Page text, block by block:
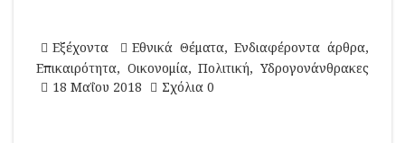
Εξέχοντα Εθνικά Θέματα,Ενδιαφέροντα άρθρα,
Επικαιρότητα, Οικονομία,Πολιτική,Υδρογονάνθρακες
18 Μαΐου 2018
Σχόλια 0